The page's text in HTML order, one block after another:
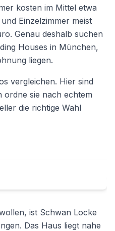
kosten im Mittel etwa
Einzelzimmer meist
Genau deshalb suchen
Houses in München,
liegen.
vergleichen. Hier sind
ordne sie nach echtem
die richtige Wahl
ist Schwan Locke
Das Haus liegt nahe